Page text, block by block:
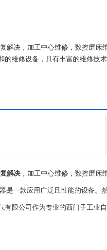
解决，加工中心维修，数控磨
的维修设备，具有丰富的维修技
解决 ，加工中心维修，数控磨床
是一款应用广泛且性能的设备
有限公司作为专业的西门子工业